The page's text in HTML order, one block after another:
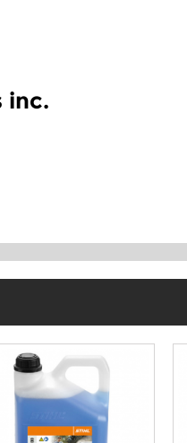
inc.